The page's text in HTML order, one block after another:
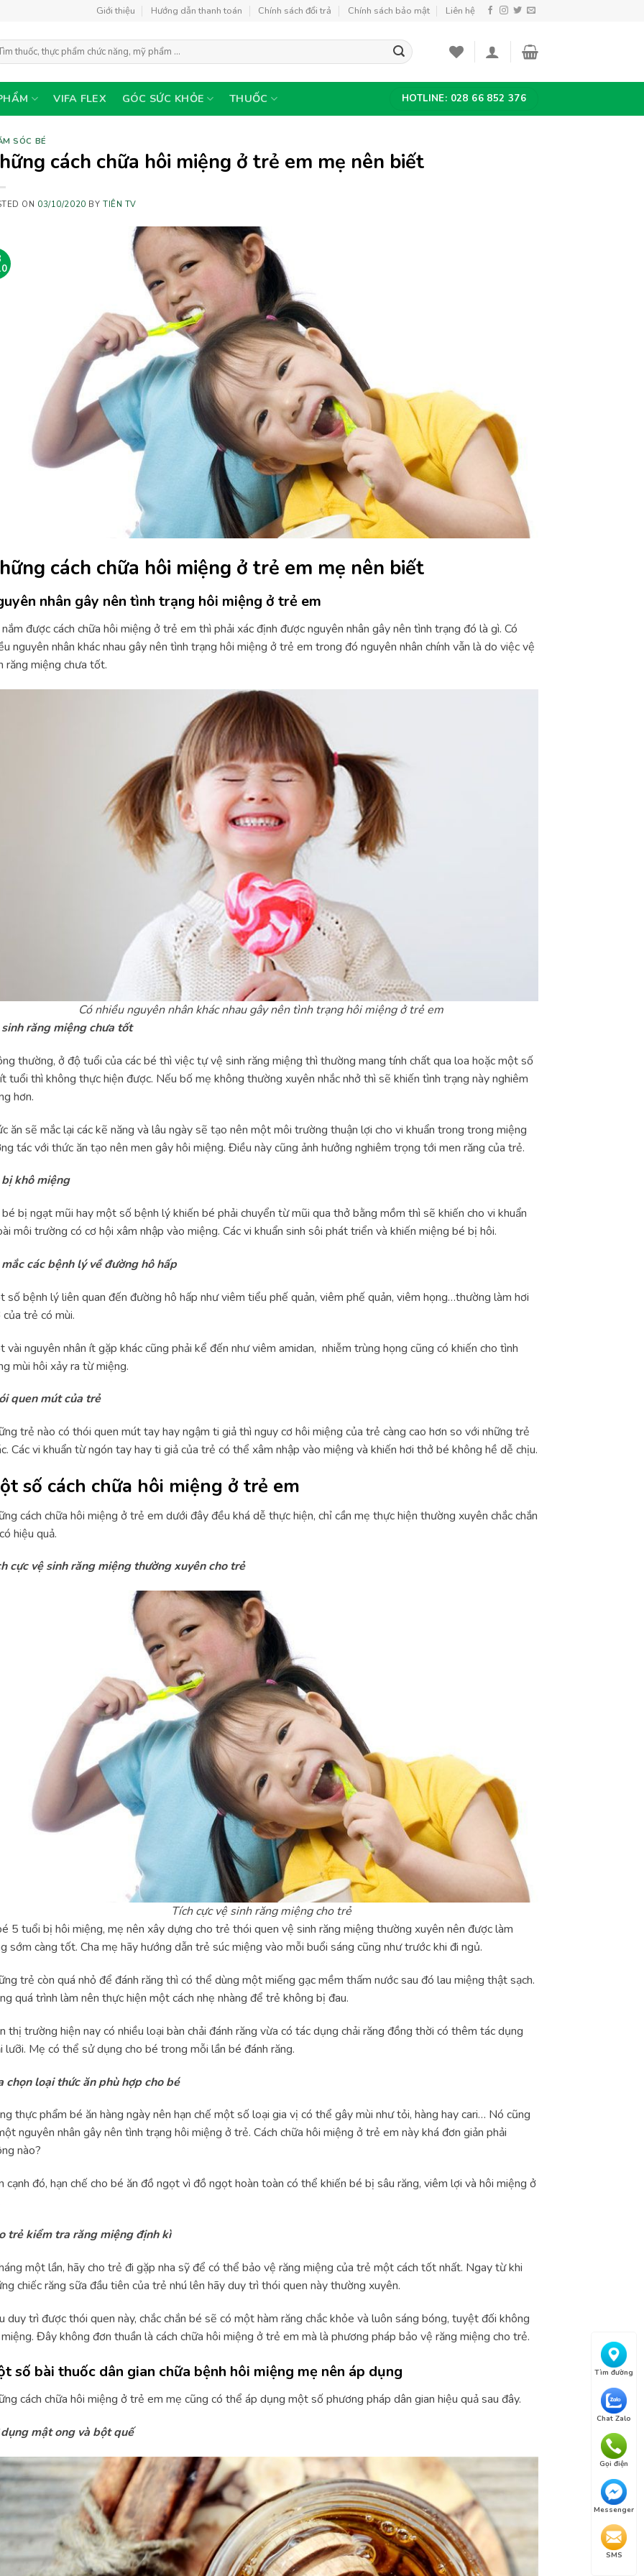
Tìm đường
Chat Zalo
Gọi điện
Messenger
SMS
Giới thiệu Hướng dẫn thanh toán Chính sách đổi trả Chính sách bảo mật Liên hệ
VIFA FLEX GÓC SỨC KHỎE THUỐC HOTLINE: 028 66 852 376
SÓC BÉ
cách chữa hôi miệng ở trẻ em mẹ nên biết
ON 03/10/2020 BY TIÊN TV
cách chữa hôi miệng ở trẻ em mẹ nên biết
nhân gây nên tình trạng hôi miệng ở trẻ em
được cách chữa hôi miệng ở trẻ em thì phải xác định được nguyên nhân gây nên tình trạng đó là gì. Có
nguyên nhân khác nhau gây nên tình trạng hôi miệng ở trẻ em trong đó nguyên nhân chính vẫn là do việc vệ
răng miệng chưa tốt.
Có nhiều nguyên nhân khác nhau gây nên tình trạng hôi miệng ở trẻ em
răng miệng chưa tốt
thường, ở độ tuổi của các bé thì việc tự vệ sinh răng miệng thì thường mang tính chất qua loa hoặc một số
tuổi thì không thực hiện được. Nếu bố mẹ không thường xuyên nhắc nhở thì sẽ khiến tình trạng này nghiêm
hơn.
ăn sẽ mắc lại các kẽ năng và lâu ngày sẽ tạo nên một môi trường thuận lợi cho vi khuẩn trong trong miệng
tác với thức ăn tạo nên men gây hôi miệng. Điều này cũng ảnh hưởng nghiêm trọng tới men răng của trẻ.
khô miệng
bị ngạt mũi hay một số bệnh lý khiến bé phải chuyển từ mũi qua thở bằng mồm thì sẽ khiến cho vi khuẩn
môi trường có cơ hội xâm nhập vào miệng. Các vi khuẩn sinh sôi phát triển và khiến miệng bé bị hôi.
các bệnh lý về đường hô hấp
số bệnh lý liên quan đến đường hô hấp như viêm tiểu phế quản, viêm phế quản, viêm họng…thường làm hơi
trẻ có mùi.
vài nguyên nhân ít gặp khác cũng phải kể đến như viêm amidan, nhiễm trùng họng cũng có khiến cho tình
mùi hôi xảy ra từ miệng.
quen mút của trẻ
trẻ nào có thói quen mút tay hay ngậm ti giả thì nguy cơ hôi miệng của trẻ càng cao hơn so với những trẻ
Các vi khuẩn từ ngón tay hay ti giả của trẻ có thể xâm nhập vào miệng và khiến hơi thở bé không hề dễ chịu.
số cách chữa hôi miệng ở trẻ em
cách chữa hôi miệng ở trẻ em dưới đây đều khá dễ thực hiện, chỉ cần mẹ thực hiện thường xuyên chắc chắn
hiệu quả.
cực vệ sinh răng miệng thường xuyên cho trẻ
Tích cực vệ sinh răng miệng cho trẻ
5 tuổi bị hôi miệng, mẹ nên xây dựng cho trẻ thói quen vệ sinh răng miệng thường xuyên nên được làm
sớm càng tốt. Cha mẹ hãy hướng dẫn trẻ súc miệng vào mỗi buổi sáng cũng như trước khi đi ngủ.
trẻ còn quá nhỏ để đánh răng thì có thể dùng một miếng gạc mềm thấm nước sau đó lau miệng thật sạch.
quá trình làm nên thực hiện một cách nhẹ nhàng để trẻ không bị đau.
thị trường hiện nay có nhiều loại bàn chải đánh răng vừa có tác dụng chải răng đồng thời có thêm tác dụng
lưỡi. Mẹ có thể sử dụng cho bé trong mỗi lần bé đánh răng.
chọn loại thức ăn phù hợp cho bé
thực phẩm bé ăn hàng ngày nên hạn chế một số loại gia vị có thể gây mùi như tỏi, hàng hay cari… Nó cũng
nguyên nhân gây nên tình trạng hôi miệng ở trẻ. Cách chữa hôi miệng ở trẻ em này khá đơn giản phải
nào?
cạnh đó, hạn chế cho bé ăn đồ ngọt vì đồ ngọt hoàn toàn có thể khiến bé bị sâu răng, viêm lợi và hôi miệng ở
trẻ kiểm tra răng miệng định kì
một lần, hãy cho trẻ đi gặp nha sỹ để có thể bảo vệ răng miệng của trẻ một cách tốt nhất. Ngay từ khi
chiếc răng sữa đầu tiên của trẻ nhú lên hãy duy trì thói quen này thường xuyên.
duy trì được thói quen này, chắc chắn bé sẽ có một hàm răng chắc khỏe và luôn sáng bóng, tuyệt đối không
Đây không đơn thuần là cách chữa hôi miệng ở trẻ em mà là phương pháp bảo vệ răng miệng cho trẻ.
số bài thuốc dân gian chữa bệnh hôi miệng mẹ nên áp dụng
cách chữa hôi miệng ở trẻ em mẹ cũng có thể áp dụng một số phương pháp dân gian hiệu quả sau đây.
mật ong và bột quế